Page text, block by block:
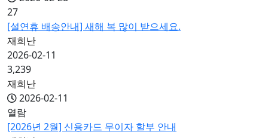
27
[설연휴 배송안내] 새해 복 많이 받으세요.
재희난
2026-02-11
3,239
재희난
2026-02-11
열람
[2026년 2월] 신용카드 무이자 할부 안내